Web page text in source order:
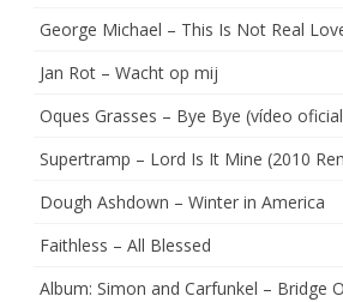
George Michael – This Is Not Real
Jan Rot – Wacht op mij
Oques Grasses – Bye Bye (vídeo
Supertramp – Lord Is It Mine (2010
Dough Ashdown – Winter in America
Faithless – All Blessed
Album: Simon and Carfunkel – Bridge